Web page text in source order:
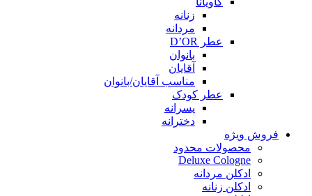
زنانه
مردانه
عطر D’OR
بانوان
آقایان
مناسب آقایان/بانوان
عطر کودک
پسرانه
دخترانه
فروش ویژه
محصولات محدود
Deluxe Cologne
ادکلن مردانه
ادکلن زنانه